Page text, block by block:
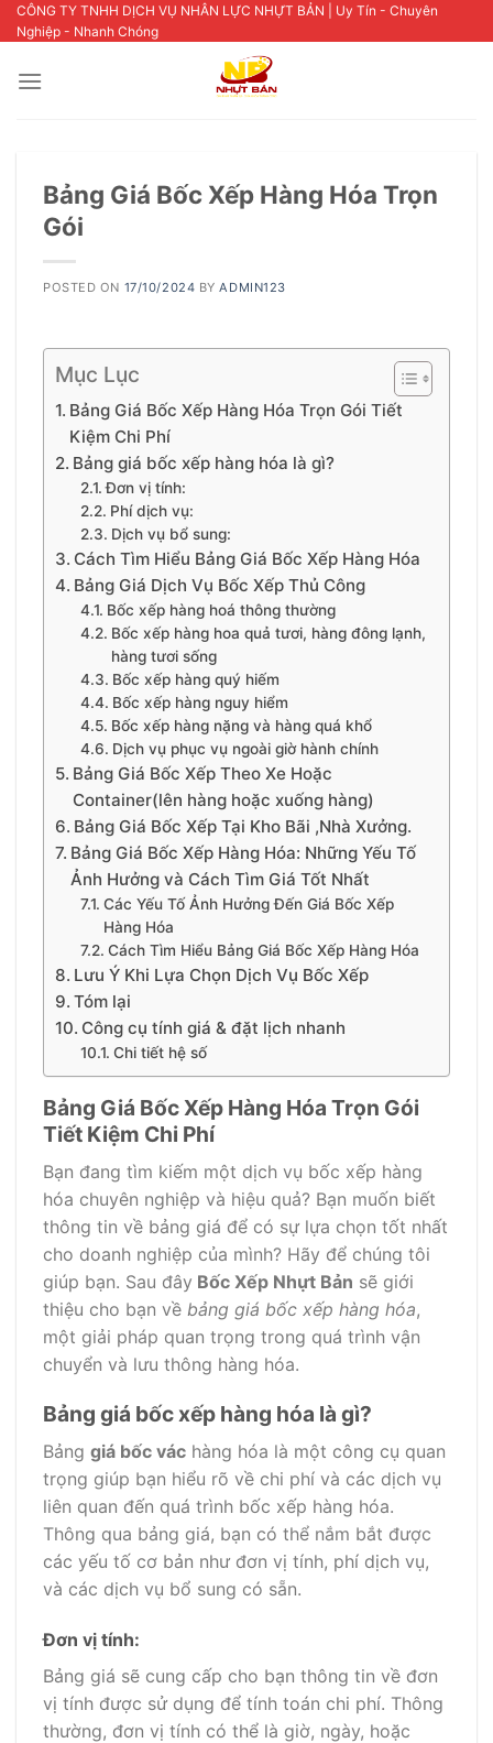
Skip
to
CÔNG TY TNHH DỊCH VỤ NHÂN LỰC NHỰT BẢN | Uy Tín - Chuyên
Nghiệp - Nhanh Chóng
Bảng Giá Bốc Xếp Hàng Hóa Trọn
Gói
POSTED ON 17/10/2024 BYADMIN123
Mục Lục
Bảng Giá Bốc Xếp Hàng Hóa Trọn Gói Tiết
Kiệm Chi Phí
Bảng giá bốc xếp hàng hóa là gì?
Đơn vị tính:
Phí dịch vụ:
Dịch vụ bổ sung:
Cách Tìm Hiểu Bảng Giá Bốc Xếp Hàng Hóa
Bảng Giá Dịch Vụ Bốc Xếp Thủ Công
Bốc xếp hàng hoá thông thường
Bốc xếp hàng hoa quả tươi, hàng đông lạnh,
hàng tươi sống
Bốc xếp hàng quý hiếm
Bốc xếp hàng nguy hiểm
Bốc xếp hàng nặng và hàng quá khổ
Dịch vụ phục vụ ngoài giờ hành chính
Bảng Giá Bốc Xếp Theo Xe Hoặc
Container(lên hàng hoặc xuống hàng)
Bảng Giá Bốc Xếp Tại Kho Bãi ,Nhà Xưởng.
Bảng Giá Bốc Xếp Hàng Hóa: Những Yếu Tố
Ảnh Hưởng và Cách Tìm Giá Tốt Nhất
Các Yếu Tố Ảnh Hưởng Đến Giá Bốc Xếp
Hàng Hóa
Cách Tìm Hiểu Bảng Giá Bốc Xếp Hàng Hóa
Lưu Ý Khi Lựa Chọn Dịch Vụ Bốc Xếp
Tóm lại
Công cụ tính giá & đặt lịch nhanh
Chi tiết hệ số
Bảng Giá Bốc Xếp Hàng Hóa Trọn Gói
Tiết Kiệm Chi Phí
Bạn đang tìm kiếm một dịch vụ bốc xếp hàng
hóa chuyên nghiệp và hiệu quả? Bạn muốn biết
thông tin về bảng giá để có sự lựa chọn tốt nhất
cho doanh nghiệp của mình? Hãy để chúng tôi
giúp bạn. Sau đây Bốc Xếp Nhựt Bản sẽ giới
thiệu cho bạn về bảng giá bốc xếp hàng hóa,
một giải pháp quan trọng trong quá trình vận
chuyển và lưu thông hàng hóa.
Bảng giá bốc xếp hàng hóa là gì?
Bảng giá bốc vác hàng hóa là một công cụ quan
trọng giúp bạn hiểu rõ về chi phí và các dịch vụ
liên quan đến quá trình bốc xếp hàng hóa.
Thông qua bảng giá, bạn có thể nắm bắt được
các yếu tố cơ bản như đơn vị tính, phí dịch vụ,
và các dịch vụ bổ sung có sẵn.
Đơn vị tính:
Bảng giá sẽ cung cấp cho bạn thông tin về đơn
vị tính được sử dụng để tính toán chi phí. Thông
thường, đơn vị tính có thể là giờ, ngày, hoặc